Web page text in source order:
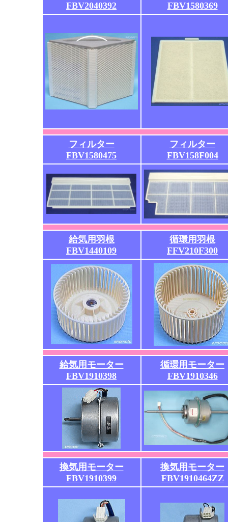
FBV2040392
FBV1580369
フィルター
FBV1580475
フィルター
FBV158F004
給気用羽根
FBV1440109
循環用羽根
FFV210F300
給気用モーター
FBV1910398
循環用モーター
FBV1910346
換気用モーター
FBV1910399
換気用モーター
FBV1910464ZZ